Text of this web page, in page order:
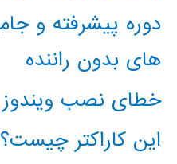
دوره پیشرفته و
های بدون راننده
خطای نصب ویندوز
این کاراکتر چیست؟ 65279